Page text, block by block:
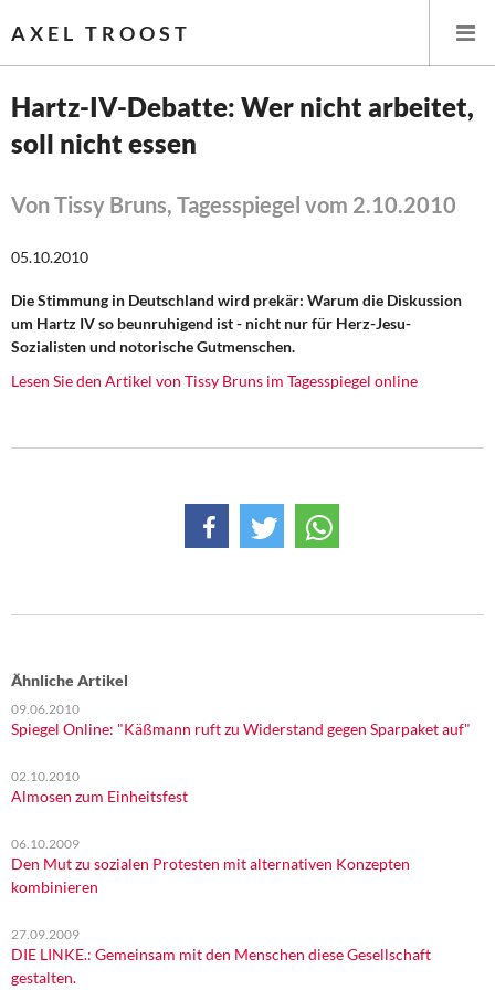
AXEL TROOST
Startseite
Themen
Leitlinien linker Wirtschafts- und Finanzpolitik
Wirtschaftspolitik
Steuer- und Finanzpolitik
Memo-Gruppe
Rosa-Luxemburg-Stiftung
Über mich
Hartz-IV-Debatte: Wer nicht arbeitet,
soll nicht essen
Von Tissy Bruns, Tagesspiegel vom 2.10.2010
05.10.2010
Die Stimmung in Deutschland wird prekär: Warum die Diskussion
um Hartz IV so beunruhigend ist - nicht nur für Herz-Jesu-
Sozialisten und notorische Gutmenschen.
Lesen Sie den Artikel von Tissy Bruns im Tagesspiegel online
Ähnliche Artikel
09.06.2010
Spiegel Online: "Käßmann ruft zu Widerstand gegen Sparpaket auf"
02.10.2010
Almosen zum Einheitsfest
06.10.2009
Den Mut zu sozialen Protesten mit alternativen Konzepten
kombinieren
27.09.2009
DIE LINKE.: Gemeinsam mit den Menschen diese Gesellschaft
gestalten.